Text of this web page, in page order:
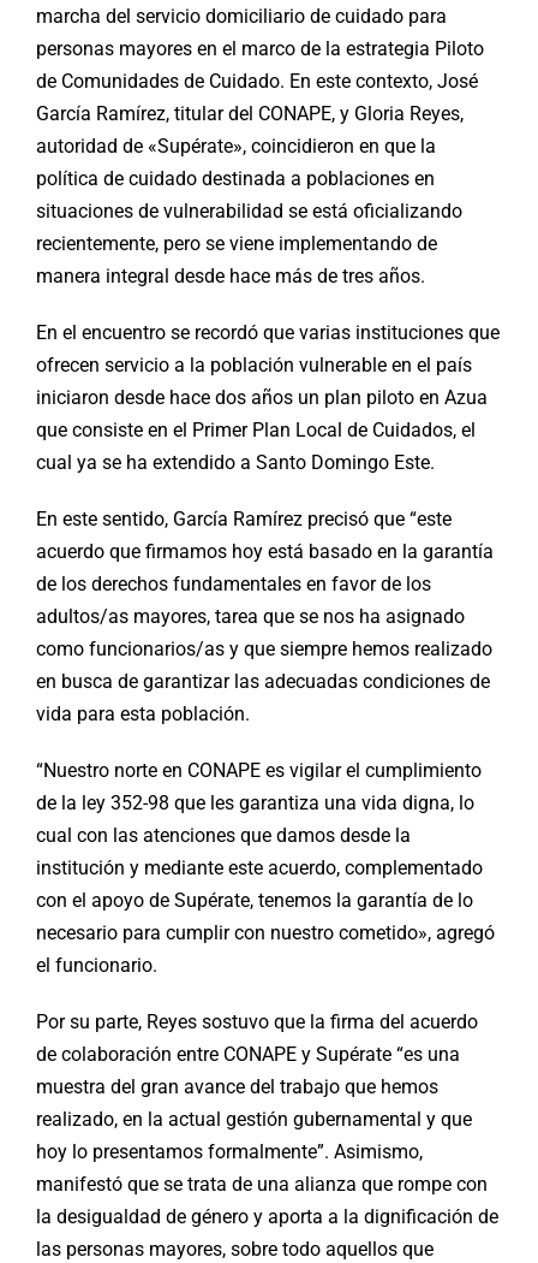
marcha del servicio domiciliario de cuidado para
personas mayores en el marco de la estrategia Piloto
de Comunidades de Cuidado. En este contexto, José
García Ramírez, titular del CONAPE, y Gloria Reyes,
autoridad de «Supérate», coincidieron en que la
política de cuidado destinada a poblaciones en
situaciones de vulnerabilidad se está oficializando
recientemente, pero se viene implementando de
manera integral desde hace más de tres años.
En el encuentro se recordó que varias instituciones que
ofrecen servicio a la población vulnerable en el país
iniciaron desde hace dos años un plan piloto en Azua
que consiste en el Primer Plan Local de Cuidados, el
cual ya se ha extendido a Santo Domingo Este.
En este sentido, García Ramírez precisó que “este
acuerdo que firmamos hoy está basado en la garantía
de los derechos fundamentales en favor de los
adultos/as mayores, tarea que se nos ha asignado
como funcionarios/as y que siempre hemos realizado
en busca de garantizar las adecuadas condiciones de
vida para esta población.
“Nuestro norte en CONAPE es vigilar el cumplimiento
de la ley 352-98 que les garantiza una vida digna, lo
cual con las atenciones que damos desde la
institución y mediante este acuerdo, complementado
con el apoyo de Supérate, tenemos la garantía de lo
necesario para cumplir con nuestro cometido», agregó
el funcionario.
Por su parte, Reyes sostuvo que la firma del acuerdo
de colaboración entre CONAPE y Supérate “es una
muestra del gran avance del trabajo que hemos
realizado, en la actual gestión gubernamental y que
hoy lo presentamos formalmente”. Asimismo,
manifestó que se trata de una alianza que rompe con
la desigualdad de género y aporta a la dignificación de
las personas mayores, sobre todo aquellos que